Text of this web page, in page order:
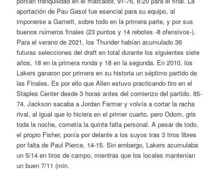
aportación de Pau Gasol fue esencial para su equipo, al
imponerse a Garnett, sobre todo en la primera parte, y por sus
buenos números finales (23 puntos y 14 rebotes -8 ofensivos-).
Para el verano de 2021, los Thunder habían acumulado 36
futuras selecciones del draft en total durante los siguientes siete
años, 18 en la primera ronda y 18 en la segunda. En 2010, los
Lakers ganaron por primera en su historia un séptimo partido de
las Finales. Es por ello que Allen estuvo practicando tiro en el
Staples Center desde 3 horas antes del comienzo del partido. 85-
74. Jackson sacaba a Jordan Farmar y volvía a cortar la racha
rival, al igual que lo hiciera en el primer cuarto, pero Odom, gris
toda la noche, cometía la quinta falta personal. A pesar de todo,
el propio Fisher, ponía por delante a los suyos tras 3 tiros libres
por falta de Paul Pierce, 14-15. Sin embargo, Lakers acumulaba
un 5/14 en tiros de campo, mientras que los locales mantenían
un buen 7/11 (min.